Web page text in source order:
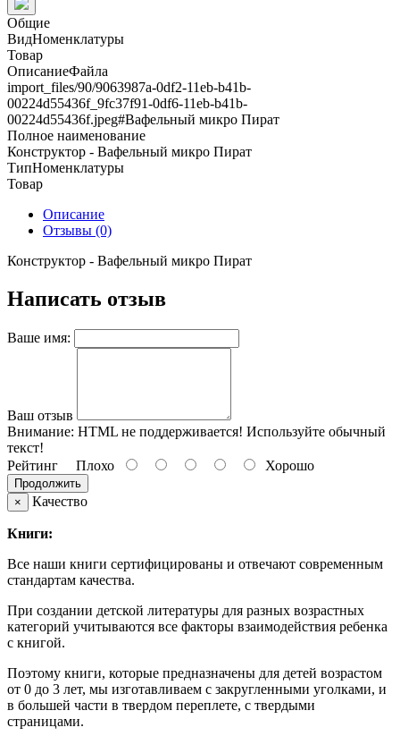
Общие
ВидНоменклатуры
Товар
ОписаниеФайла
import_files/90/9063987a-0df2-11eb-b41b-
00224d55436f_9fc37f91-0df6-11eb-b41b-
00224d55436f.jpeg#Вафельный микро Пират
Полное наименование
Конструктор - Вафельный микро Пират
ТипНоменклатуры
Товар
Описание
Отзывы (0)
Конструктор - Вафельный микро Пират
Написать отзыв
Ваше имя:
Ваш отзыв
Внимание: HTML не поддерживается! Используйте обычный
текст!
Рейтинг Плохо Хорошо
Продолжить
×
Качество
Книги:
Все наши книги сертифицированы и отвечают современным
стандартам качества.
При создании детской литературы для разных возрастных
категорий учитываются все факторы взаимодействия ребенка
с книгой.
Поэтому книги, которые предназначены для детей возрастом
от 0 до 3 лет, мы изготавливаем с закругленными уголками, и
в большей части в твердом переплете, с твердыми
страницами.